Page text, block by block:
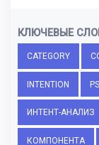
КЛЮЧЕВЫЕ
CATEGORY
INTENTION
ИНТЕНТ-АНАЛИЗ
КОМПОНЕНТА